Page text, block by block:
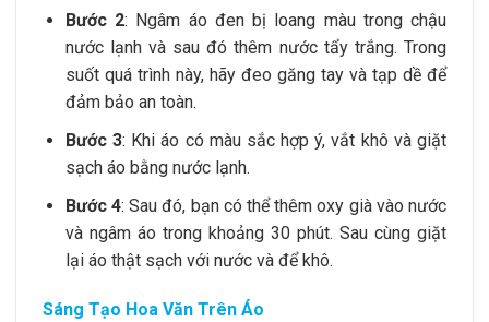
Bước 2: Ngâm áo đen bị loang màu trong chậu
nước lạnh và sau đó thêm nước tẩy trắng. Trong
suốt quá trình này, hãy đeo găng tay và tạp dề để
đảm bảo an toàn.
Bước 3: Khi áo có màu sắc hợp ý, vắt khô và giặt
sạch áo bằng nước lạnh.
Bước 4: Sau đó, bạn có thể thêm oxy già vào nước
và ngâm áo trong khoảng 30 phút. Sau cùng giặt
lại áo thật sạch với nước và để khô.
Sáng Tạo Hoa Văn Trên Áo